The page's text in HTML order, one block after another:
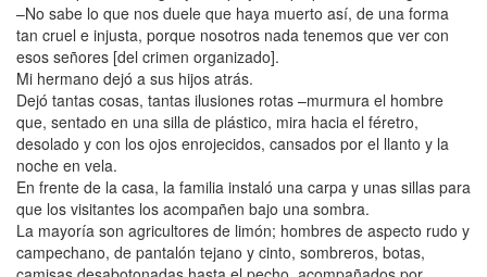
–No sabe lo que nos duele que haya muerto así, de una forma
tan cruel e injusta, porque nosotros nada tenemos que ver con
esos señores [del crimen organizado].
Mi hermano dejó a sus hijos atrás.
Dejó tantas cosas, tantas ilusiones rotas –murmura el hombre
que, sentado en una silla de plástico, mira hacia el féretro,
desolado y con los ojos enrojecidos, cansados por el llanto y la
noche en vela.
En frente de la casa, la familia instaló una carpa y unas sillas para
que los visitantes los acompañen bajo una sombra.
La mayoría son agricultores de limón; hombres de aspecto rudo y
campechano, de pantalón tejano y cinto, sombreros, botas,